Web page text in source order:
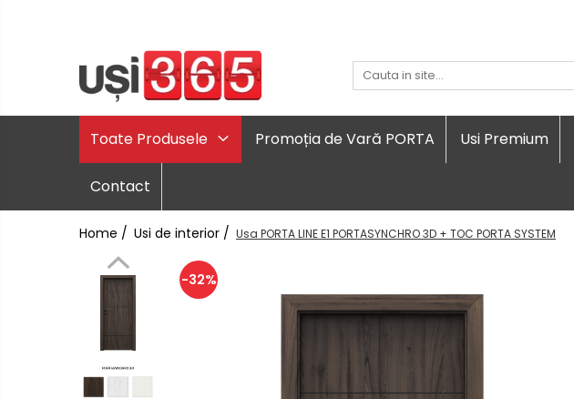
Toate Produsele Promoția de Vară PORTA Usi Premium
Contact
Home / Usi de interior / Usa PORTA LINE E1 PORTASYNCHRO 3D + TOC PORTA SYSTEM
-32%